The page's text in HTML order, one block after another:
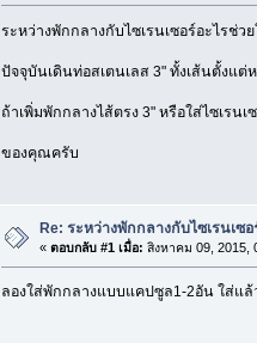
ระหว่างพักกลางกับไซเรนเซอร์อะไรช่ว
ปัจจุบันเดินท่อสเตนเลส 3" ทั้งเส้นตั้งแต่
ถ้าเพิ่มพักกลางไส้ตรง 3" หรือใส่ไซเรน
ของคุณครับ
Re: ระหว่างพักกลางกับไซเรนเซ
«ตอบกลับ #1 เมื่อ: สิงหาคม 09, 2015,
ลองใส่พักกลางแบบแคปซูล1-2อัน ใส่แ